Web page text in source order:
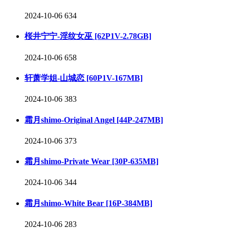
2024-10-06 634
桜井宁宁-淫纹女巫 [62P1V-2.78GB]
2024-10-06 658
轩萧学姐-山城恋 [60P1V-167MB]
2024-10-06 383
霜月shimo-Original Angel [44P-247MB]
2024-10-06 373
霜月shimo-Private Wear [30P-635MB]
2024-10-06 344
霜月shimo-White Bear [16P-384MB]
2024-10-06 283